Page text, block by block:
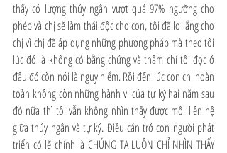
thấy có lượng thủy ngân vượt quá 97% ngưỡng cho
phép và chị sẽ làm thải độc cho con, tôi đã lo lắng cho
chị vì chị đã áp dụng những phương pháp mà theo tôi
lúc đó là không có bằng chứng và thâm chí tôi đọc ở
đâu đó còn nói là nguy hiểm. Rồi đến lúc con chị hoàn
toàn không còn những hành vi của tự kỷ hai năm sau
đó nữa thì tôi vẫn không nhìn thấy được mối liên hệ
giữa thủy ngân và tự kỷ. Điều cản trở con người phát
triển có lẽ chính là CHÚNG TA LUÔN CHỈ NHÌN THẤY